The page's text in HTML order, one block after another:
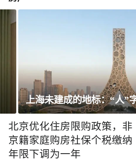
上海未建成的地标：“人”字
北京优化住房限购政策，非
京籍家庭购房社保个税缴纳
年限下调为一年